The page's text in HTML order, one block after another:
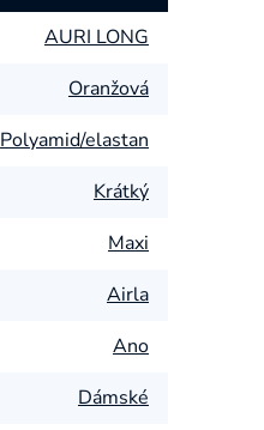
AURI LONG
Oranžová
Polyamid/elastan
Krátký
Maxi
Airla
Ano
Dámské